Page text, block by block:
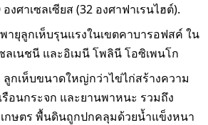
ศาเซลเซียส (32 องศาฟาเรนไฮต์).
ายุลูกเห็บรุนแรงในเขตคาบารอฟสค์ ใน
เนชนี และอิเมนี โพลินี โอซิเพนโก
กเห็บขนาดใหญ่กว่าไข่ไก่สร้างความ
รือนกระจก และยานพาหนะ รวมถึง
กษตร พื้นดินถูกปกคลุมด้วยน้ำแข็งหนา